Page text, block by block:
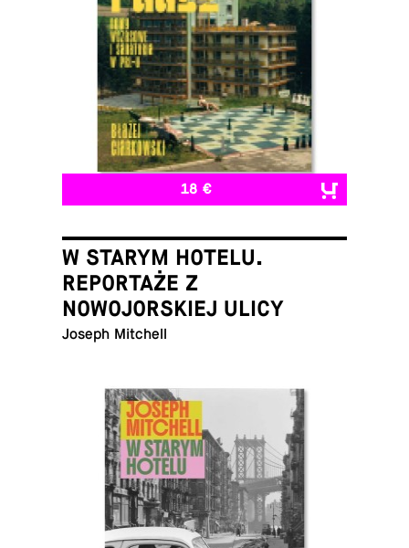
18 €
W STARYM HOTELU.
REPORTAŻE Z
NOWOJORSKIEJ ULICY
Joseph Mitchell